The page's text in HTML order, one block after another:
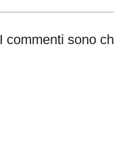
I commenti sono